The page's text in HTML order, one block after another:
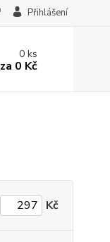
Přihlášení
0ks
za 0 Kč
Kč